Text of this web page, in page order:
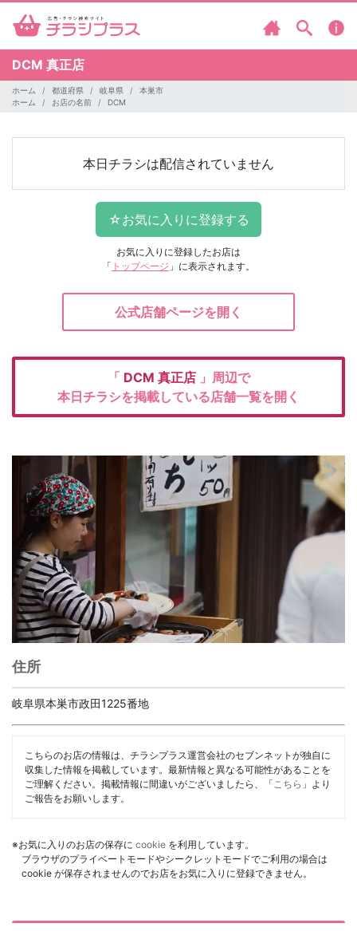
DCM 真正店
ホーム 都道府県 岐阜県
本巣市
ホーム
お店の名前 DCM
本日チラシは配信されていません
お気に入りに登録したお店は
「 トップページ 」に表示されます。
公式店舗ページを開く
「 DCM 真正店 」周辺で
本日チラシを掲載している店舗一覧を開く
住所
岐阜県本巣市政田1225番地
こちらのお店の情報は、チラシプラス運営会社のセブンネットが独自に
収集した情報を掲載しています。最新情報と異なる可能性があることを
ご理解ください。掲載情報に間違いがございましたら、「 こちら 」より
ご報告をお願いします。
※お気に入りのお店の保存に cookie を利用しています。
ブラウザのプライベートモードやシークレットモードでご利用の場合は
cookie が保存されませんのでお店をお気に入りに登録できません。